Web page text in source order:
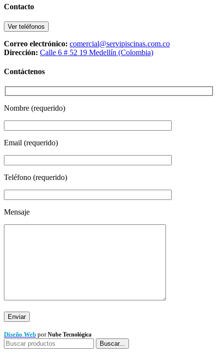
Contacto
Ver teléfonos
Correo electrónico: comercial@servipiscinas.com.co
Dirección: Calle 6 # 52 19 Medellín (Colombia)
Contáctenos
Nombre (requerido)
Email (requerido)
Teléfono (requerido)
Mensaje
Diseño Web porNube Tecnológica
Buscar...